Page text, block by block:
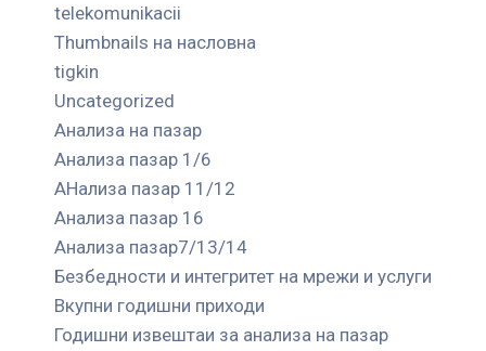
telekomunikacii
Thumbnails на насловна
tigkin
Uncategorized
Анализа на пазар
Анализа пазар 1/6
АНализа пазар 11/12
Анализа пазар 16
Анализа пазар7/13/14
Безбедности и интегритет на мрежи и услуги
Вкупни годишни приходи
Годишни извештаи за анализа на пазар